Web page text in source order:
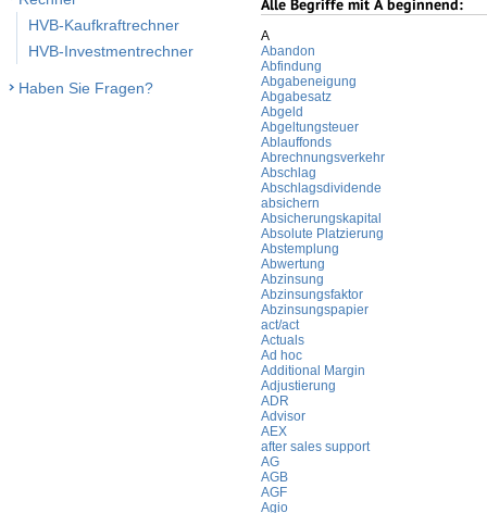
HVB-Kaufkraftrechner
HVB-Investmentrechner
Haben Sie Fragen?
Alle Begriffe mit Abeginnend:
A
Abandon
Abfindung
Abgabeneigung
Abgabesatz
Abgeld
Abgeltungsteuer
Ablauffonds
Abrechnungsverkehr
Abschlag
Abschlagsdividende
absichern
Absicherungskapital
Absolute Platzierung
Abstemplung
Abwertung
Abzinsung
Abzinsungsfaktor
Abzinsungspapier
act/act
Actuals
Ad hoc
Additional Margin
Adjustierung
ADR
Advisor
AEX
after sales support
AG
AGB
AGF
Agio